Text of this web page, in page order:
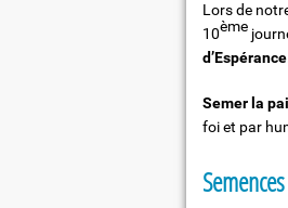
Lors de
10ème
d’Espérance
Semer la
foi et par